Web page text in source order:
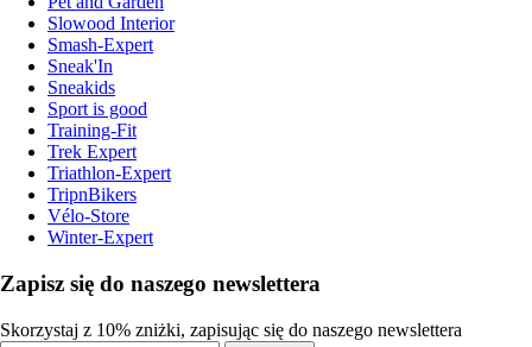
Slowood Interior
Smash-Expert
Sneak'In
Sneakids
Sport is good
Training-Fit
Trek Expert
Triathlon-Expert
TripnBikers
Vélo-Store
Winter-Expert
Zapisz się do naszego newslettera
Skorzystaj z 10% zniżki, zapisując się do naszego newslettera